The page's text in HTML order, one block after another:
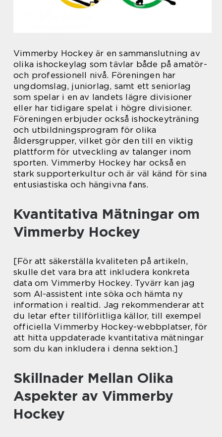
Vimmerby Hockey är en sammanslutning av
olika ishockeylag som tävlar både på amatör-
och professionell nivå. Föreningen har
ungdomslag, juniorlag, samt ett seniorlag
som spelar i en av landets lägre divisioner
eller har tidigare spelat i högre divisioner.
Föreningen erbjuder också ishockeyträning
och utbildningsprogram för olika
åldersgrupper, vilket gör den till en viktig
plattform för utveckling av talanger inom
sporten. Vimmerby Hockey har också en
stark supporterkultur och är väl känd för sina
entusiastiska och hängivna fans.
Kvantitativa Mätningar om
Vimmerby Hockey
[För att säkerställa kvaliteten på artikeln,
skulle det vara bra att inkludera konkreta
data om Vimmerby Hockey. Tyvärr kan jag
som AI-assistent inte söka och hämta ny
information i realtid. Jag rekommenderar att
du letar efter tillförlitliga källor, till exempel
officiella Vimmerby Hockey-webbplatser, för
att hitta uppdaterade kvantitativa mätningar
som du kan inkludera i denna sektion.]
Skillnader Mellan Olika
Aspekter av Vimmerby
Hockey